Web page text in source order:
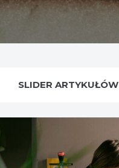
SLIDER ARTYKUŁÓW